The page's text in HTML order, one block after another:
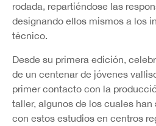
rodada, repartiéndose las
designando ellos mismos a los
técnico.
Desde su primera edición,
de un centenar de jóvenes
primer contacto con la
taller, algunos de los cuales
con estos estudios en centros